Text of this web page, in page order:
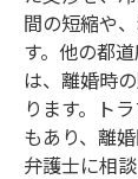
間の短縮や
す。他の都
は、離婚時
ります。ト
もあり、離
弁護士に相